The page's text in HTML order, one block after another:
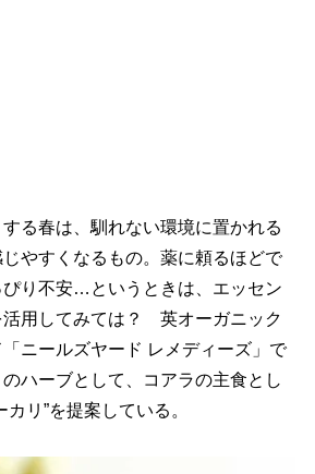
る春は、馴れない環境に置かれる
やすくなるもの。薬に頼るほどで
ぴり不安…というときは、エッセン
活用してみては？ 英オーガニック
ニールズヤード レメディーズ」で
ハーブとして、コアラの主食とし
リ”を提案している。